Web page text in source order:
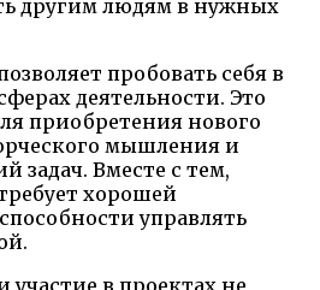
другим людям в нужных
пробовать себя в
деятельности. Это
приобретения нового
мышления и
задач. Вместе с тем,
хорошей
управлять
участие в проектах не